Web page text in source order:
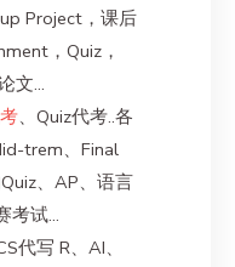
Project，课后
，Quiz，
文…
、Quiz代考..各
trem、Final
、AP、语言
考试…
代写 R、AI、